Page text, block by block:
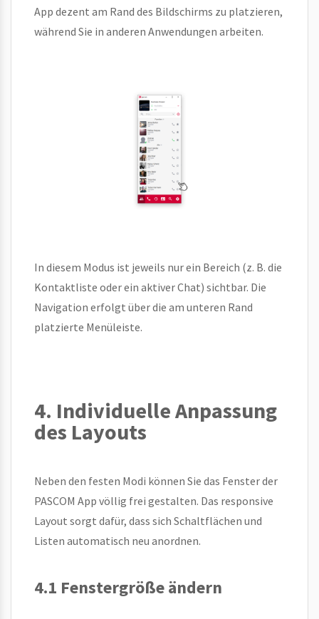
App dezent am Rand des Bildschirms zu platzieren,
während Sie in anderen Anwendungen arbeiten.
In diesem Modus ist jeweils nur ein Bereich (z. B. die
Kontaktliste oder ein aktiver Chat) sichtbar. Die
Navigation erfolgt über die am unteren Rand
platzierte Menüleiste.
4. Individuelle Anpassung
des Layouts
Neben den festen Modi können Sie das Fenster der
PASCOM App völlig frei gestalten. Das responsive
Layout sorgt dafür, dass sich Schaltflächen und
Listen automatisch neu anordnen.
4.1 Fenstergröße ändern